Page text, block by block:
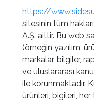
https://
sitesinin tüm
A.Ş. aittir. Bu web
(örneğin yazılım,
markalar, bilgiler,
ve uluslararası
ile korunmaktadır.
ürünleri, bigileri, her